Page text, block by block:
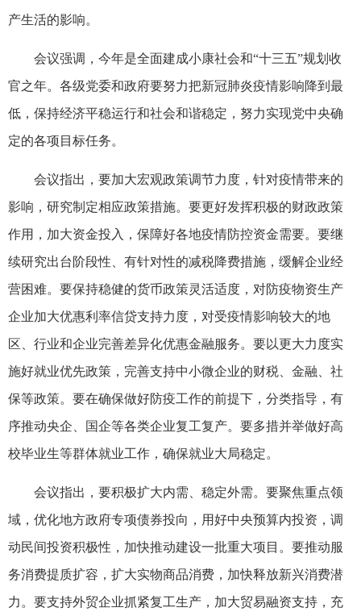
产生活的影响。
会议强调，今年是全面建成小康社会和“十三五”规划收
官之年。各级党委和政府要努力把新冠肺炎疫情影响降到最
低，保持经济平稳运行和社会和谐稳定，努力实现党中央确
定的各项目标任务。
会议指出，要加大宏观政策调节力度，针对疫情带来的
影响，研究制定相应政策措施。要更好发挥积极的财政政策
作用，加大资金投入，保障好各地疫情防控资金需要。要继
续研究出台阶段性、有针对性的减税降费措施，缓解企业经
营困难。要保持稳健的货币政策灵活适度，对防疫物资生产
企业加大优惠利率信贷支持力度，对受疫情影响较大的地
区、行业和企业完善差异化优惠金融服务。要以更大力度实
施好就业优先政策，完善支持中小微企业的财税、金融、社
保等政策。要在确保做好防疫工作的前提下，分类指导，有
序推动央企、国企等各类企业复工复产。要多措并举做好高
校毕业生等群体就业工作，确保就业大局稳定。
会议指出，要积极扩大内需、稳定外需。要聚焦重点领
域，优化地方政府专项债券投向，用好中央预算内投资，调
动民间投资积极性，加快推动建设一批重大项目。要推动服
务消费提质扩容，扩大实物商品消费，加快释放新兴消费潜
力。要支持外贸企业抓紧复工生产，加大贸易融资支持，充